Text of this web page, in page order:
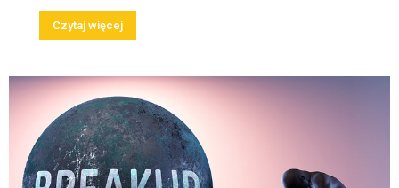
Czytaj więcej